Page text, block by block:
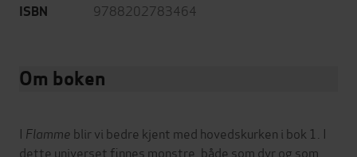
ISBN 9788202783464
Om boken
I Flamme blir vi bedre kjent med hovedskurken i bok 1. I
dette universet finnes monstre, både som dyr og som